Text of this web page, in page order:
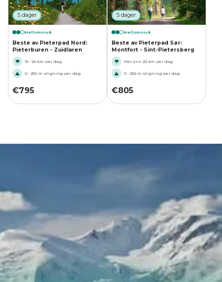
5 dager
Mellomnivå
Beste av Pieterpad Nord:
Pieterburen - Zuidlaren
15 - 20 km per dag
0 - 250 m stigning per dag
€795
5 dager
Mellomnivå
Beste av Pieterpad Sør:
Montfort - Sint-Pietersberg
Mer enn 20 km per dag
0 - 250 m stigning per dag
€805